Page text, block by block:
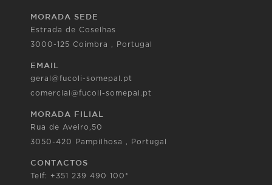
MORADA SEDE
Estrada de Coselhas
3000-125 Coimbra , Portugal
EMAIL
geral@fucoli-somepal.pt
comercial@fucoli-somepal.pt
MORADA FILIAL
Rua de Aveiro,50
3050-420 Pampilhosa , Portugal
CONTACTOS
Telf: +351 239 490 100*